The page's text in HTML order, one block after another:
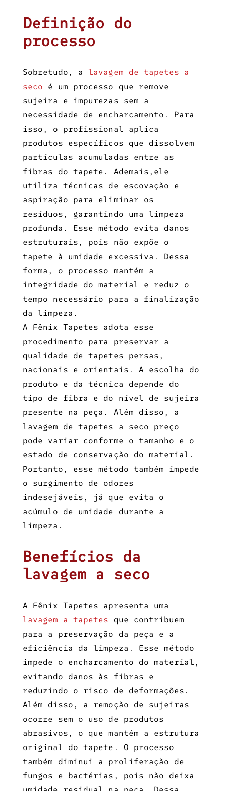
Definição do
processo
Sobretudo, a lavagem de tapetes a
seco é um processo que remove
sujeira e impurezas sem a
necessidade de encharcamento. Para
isso, o profissional aplica
produtos específicos que dissolvem
partículas acumuladas entre as
fibras do tapete. Ademais,ele
utiliza técnicas de escovação e
aspiração para eliminar os
resíduos, garantindo uma limpeza
profunda. Esse método evita danos
estruturais, pois não expõe o
tapete à umidade excessiva. Dessa
forma, o processo mantém a
integridade do material e reduz o
tempo necessário para a finalização
da limpeza.
A Fênix Tapetes adota esse
procedimento para preservar a
qualidade de tapetes persas,
nacionais e orientais. A escolha do
produto e da técnica depende do
tipo de fibra e do nível de sujeira
presente na peça. Além disso, a
lavagem de tapetes a seco preço
pode variar conforme o tamanho e o
estado de conservação do material.
Portanto, esse método também impede
o surgimento de odores
indesejáveis, já que evita o
acúmulo de umidade durante a
limpeza.
Benefícios da
lavagem a seco
A Fênix Tapetes apresenta uma
lavagem a tapetes que contribuem
para a preservação da peça e a
eficiência da limpeza. Esse método
impede o encharcamento do material,
evitando danos às fibras e
reduzindo o risco de deformações.
Além disso, a remoção de sujeiras
ocorre sem o uso de produtos
abrasivos, o que mantém a estrutura
original do tapete. O processo
também diminui a proliferação de
fungos e bactérias, pois não deixa